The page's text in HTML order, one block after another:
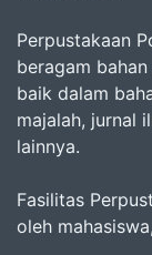
Perpustakaan
beragam
baik dalam
majalah, jurnal
lainnya.
Fasilitas
oleh